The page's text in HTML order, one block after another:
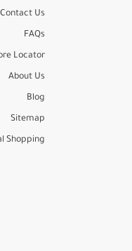
Contact Us
FAQs
Locator
About Us
Blog
Sitemap
Shopping